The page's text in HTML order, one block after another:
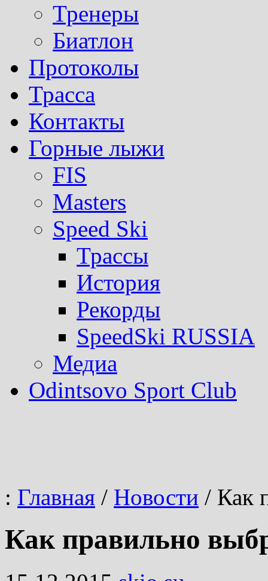
Тренеры
Биатлон
Протоколы
Трасса
Контакты
Горные лыжи
FIS
Masters
Speed Ski
Трассы
История
Рекорды
SpeedSki RUSSIA
Медиа
Odintsovo Sport Club
: Главная / Новости / Как
Как правильно